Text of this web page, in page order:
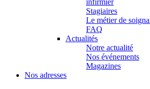
infirmier
Stagiaires
Le métier de
FAQ
Actualités
Notre actualité
Nos événements
Magazines
Nos adresses